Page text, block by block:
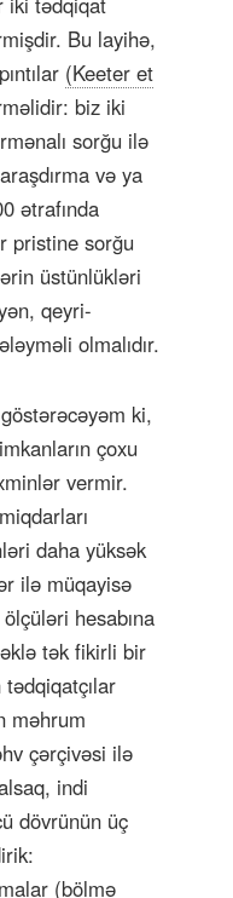
Bu layihə,
(Keeter et
biz iki
sorğu ilə
və ya
ətrafında
pristine sorğu
üstünlükləri
qeyri-
olmalıdır.
ki,
çoxu
vermir.
daha yüksək
ilə müqayisə
hesabına
tək fikirli bir
məhrum
çərçivəsi ilə
indi
dövrünün üç
(bölmə